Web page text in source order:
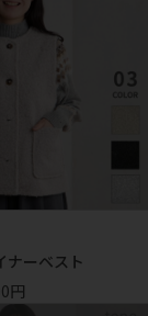
ナーベスト
円